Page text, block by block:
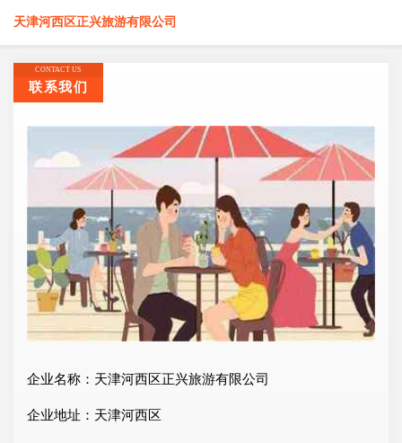
天津河西区正兴旅游有限公司
CONTACT US
联系我们
企业名称：天津河西区正兴旅游有限公司
企业地址：天津河西区